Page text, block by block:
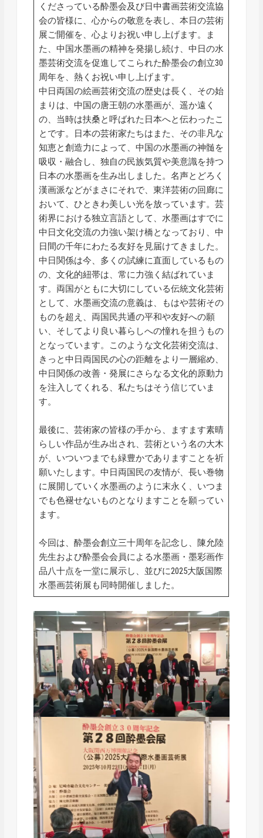
くださっている酔墨会及び日中書画芸術交流協
会の皆様に、心からの敬意を表し、本日の芸術
展ご開催を、心よりお祝い申し上げます。ま
た、中国水墨画の精神を発揚し続け、中日の水
墨芸術交流を促進してこられた酔墨会の創立30
周年を、熱くお祝い申し上げます。
中日両国の絵画芸術交流の歴史は長く、その始
まりは、中国の唐王朝の水墨画が、遥か遠く
の、当時は扶桑と呼ばれた日本へと伝わったこ
とです。日本の芸術家たちはまた、その非凡な
知恵と創造力によって、中国の水墨画の神髄を
吸収・融合し、独自の民族気質や美意識を持つ
日本の水墨画を生み出しました。名声とどろく
漢画派などがまさにそれで、東洋芸術の回廊に
おいて、ひときわ美しい光を放っています。芸
術界における独立言語として、水墨画はすでに
中日文化交流の力強い架け橋となっており、中
日間の千年にわたる友好を見届けてきました。
中日関係は今、多くの試練に直面しているもの
の、文化的紐帯は、常に力強く結ばれていま
す。両国がともに大切にしている伝統文化芸術
として、水墨画交流の意義は、もはや芸術その
ものを超え、両国民共通の平和や友好への願
い、そしてより良い暮らしへの憧れを担うもの
となっています。このような文化芸術交流は、
きっと中日両国民の心の距離をより一層縮め、
中日関係の改善・発展にさらなる文化的原動力
を注入してくれる、私たちはそう信じていま
す。
最後に、芸術家の皆様の手から、ますます素晴
らしい作品が生み出され、芸術という名の大木
が、いついつまでも緑豊かでありますことを祈
願いたします。中日両国民の友情が、長い巻物
に展開していく水墨画のように末永く、いつま
でも色褪せないものとなりますことを願ってい
ます。
今回は、酔墨会創立三十周年を記念し、陳允陸
先生および酔墨会会員による水墨画・墨彩画作
品八十点を一堂に展示し、並びに2025大阪国際
水墨画芸術展も同時開催しました。